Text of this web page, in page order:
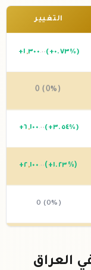
التغيير
+١ ,٣٠٠ .٠٠ (+٠.٧٣%)
0 (0%)
+٦ ,١٠٠ .٠٠ (+٣.٥٤%)
+٢,١٠٠ .٠٠ (+١.٢٣%)
0 (0%)